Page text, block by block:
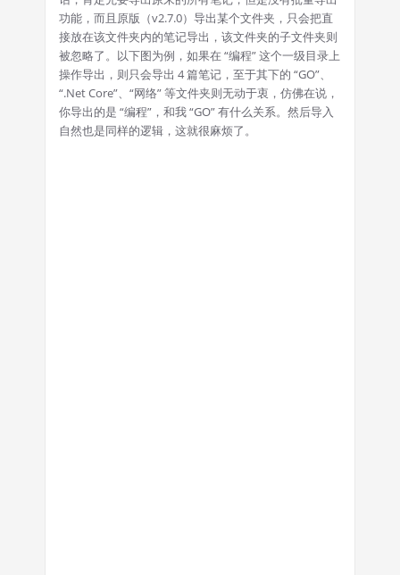
功能，而且原版（v2.7.0）导出某个文件夹，只会把直
接放在该文件夹内的笔记导出，该文件夹的子文件夹则
被忽略了。以下图为例，如果在 “编程” 这个一级目录上
操作导出，则只会导出 4 篇笔记，至于其下的 “GO”、
“.Net Core”、“网络” 等文件夹则无动于衷，仿佛在说，
你导出的是 “编程”，和我 “GO” 有什么关系。然后导入
自然也是同样的逻辑，这就很麻烦了。